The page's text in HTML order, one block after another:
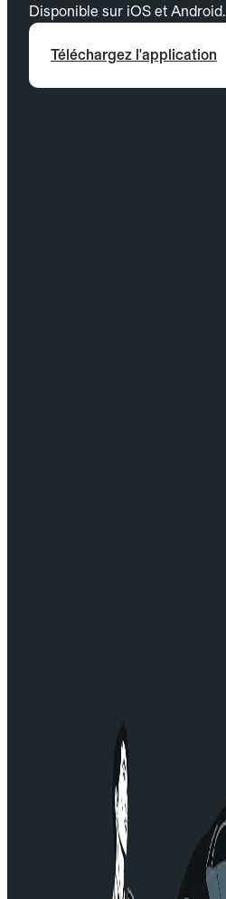
Disponible sur iOS et Android.
Téléchargez l'application